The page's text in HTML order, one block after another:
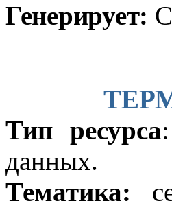
Генерирует:
Тип ресурса
данных.
Тематика: